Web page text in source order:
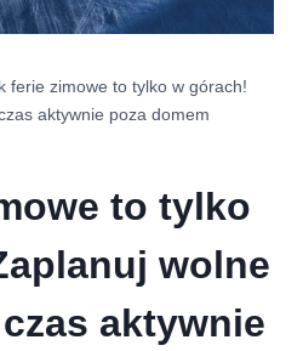
ferie zimowe to tylko w górach!
aktywnie poza domem
to tylko
wolne
aktywnie